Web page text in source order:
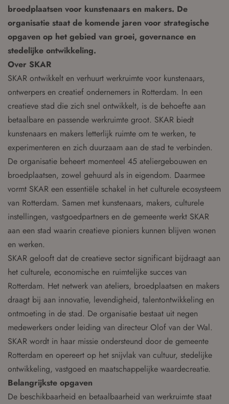
broedplaatsen voor kunstenaars en makers. De
organisatie staat de komende jaren voor strategische
opgaven op het gebied van groei, governance en
stedelijke ontwikkeling.
Over SKAR
SKAR ontwikkelt en verhuurt werkruimte voor kunstenaars,
ontwerpers en creatief ondernemers in Rotterdam. In een
creatieve stad die zich snel ontwikkelt, is de behoefte aan
betaalbare en passende werkruimte groot. SKAR biedt
kunstenaars en makers letterlijk ruimte om te werken, te
experimenteren en zich duurzaam aan de stad te verbinden.
De organisatie beheert momenteel 45 ateliergebouwen en
broedplaatsen, zowel gehuurd als in eigendom. Daarmee
vormt SKAR een essentiële schakel in het culturele ecosysteem
van Rotterdam. Samen met kunstenaars, makers, culturele
instellingen, vastgoedpartners en de gemeente werkt SKAR
aan een stad waarin creatieve pioniers kunnen blijven wonen
en werken.
SKAR gelooft dat de creatieve sector significant bijdraagt aan
het culturele, economische en ruimtelijke succes van
Rotterdam. Het netwerk van ateliers, broedplaatsen en makers
draagt bij aan innovatie, levendigheid, talentontwikkeling en
ontmoeting in de stad. De organisatie bestaat uit negen
medewerkers onder leiding van directeur Olof van der Wal.
SKAR wordt in haar missie ondersteund door de gemeente
Rotterdam en opereert op het snijvlak van cultuur, stedelijke
ontwikkeling, vastgoed en maatschappelijke waardecreatie.
Belangrijkste opgaven
De beschikbaarheid en betaalbaarheid van werkruimte staat